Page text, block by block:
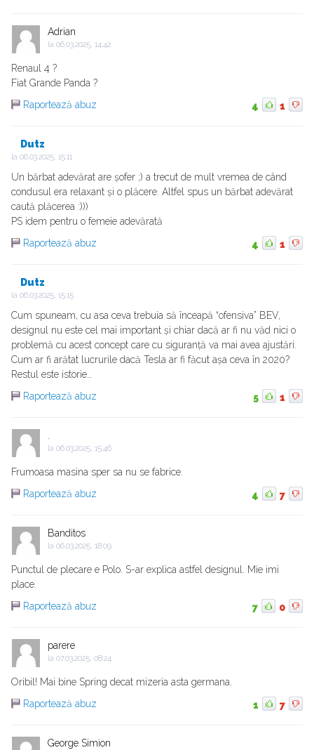
Adrian
la 06.03.2025, 14:42
Renaul 4 ?
Fiat Grande Panda ?
Raportează abuz
4 1
Dutz
la 06.03.2025, 15:11
Un bărbat adevărat are șofer ;) a trecut de mult vremea de când
condusul era relaxant și o plăcere. Altfel spus un bărbat adevărat
caută plăcerea :)))
PS idem pentru o femeie adevărată
Raportează abuz
4 1
Dutz
la 06.03.2025, 15:15
Cum spuneam, cu asa ceva trebuia să înceapă “ofensiva” BEV,
designul nu este cel mai important și chiar dacă ar fi nu văd nici o
problemă cu acest concept care cu siguranță va mai avea ajustări.
Cum ar fi arătat lucrurile dacă Tesla ar fi făcut așa ceva în 2020?
Restul este istorie…
Raportează abuz
5 1
la 06.03.2025, 15:46
Frumoasa masina sper sa nu se fabrice.
Raportează abuz
4 7
Banditos
la 06.03.2025, 18:09
Punctul de plecare e Polo. S-ar explica astfel designul. Mie imi
place.
Raportează abuz
7 0
parere
la 07.03.2025, 08:24
Oribil! Mai bine Spring decat mizeria asta germana.
Raportează abuz
1 7
George Simion